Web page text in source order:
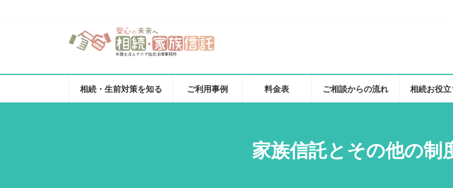
へ
キ
ョ
に
相続・生前対策を知る ご利用事例 料金表 ご相談からの流れ 相続お役
家族信託とその他の制